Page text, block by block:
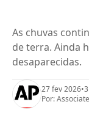
As chuvas
de terra. Ainda
desaparecidas.
27 fev 2026•
Por: